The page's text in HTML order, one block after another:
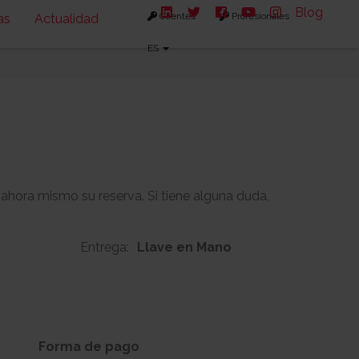
Actualidad Clientes Profesionales
ES
Blog
mismo su reserva. Si tiene alguna duda,
Entrega: Llave en Mano
129m2
Forma de pago